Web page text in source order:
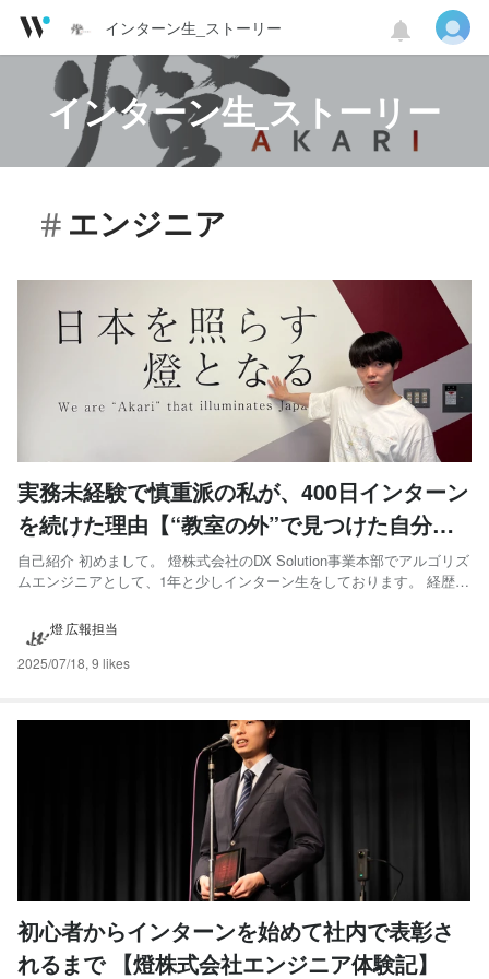
インターン生_ストーリー
インターン生_ストーリー
エンジニア
実務未経験で慎重派の私が、400日インターン
を続けた理由【“教室の外”で見つけた自分な
りの答えと成長】
自己紹介 初めまして。 燈株式会社のDX Solution事業本部でアルゴリズ
ムエンジニアとして、1年と少しインターン生をしております。 経歴と
りません。 現在は、電気通信大学の学部4年でセキュリティ情報学を専
攻しています。最近は卒業研究と並行しなが...
燈 広報担当
2025/07/18, 9 likes
初心者からインターンを始めて社内で表彰さ
れるまで 【燈株式会社エンジニア体験記】